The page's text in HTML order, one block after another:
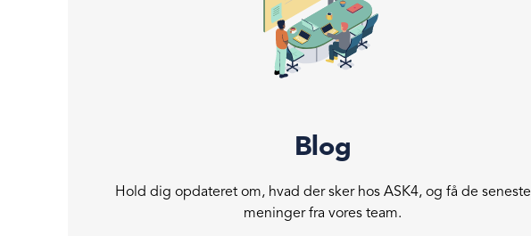
Blog
Hold dig opdateret om, hvad der sker hos ASK4, og få de seneste
meninger fra vores team.